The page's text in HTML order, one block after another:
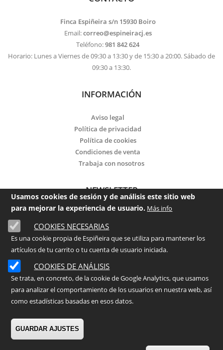
Finca Espiñeira s/n 15930 Boiro
Email:correo@espineiracj.es
Teléfono:981 842 624
Horario: Lunes a Viernes de 09:30 a 13:30 y de 15:30 a 20:00. Sábado de
09:30 a 13:30.
INFORMACIÓN
Aviso legal
Política de privacidad
Política de cookies
Condiciones de venta
Trabaja con nosotros
NEWSLETTER
Email
He leído y acepto lapolítica de privacidad
©2026 - ESPIÑEIRA Centro de Jardinería
Usamos cookies de sesión y de análisis este sitio web
para mejorar la experiencia de usuario. Más info
COOKIES NECESARIAS
Es una cookie propia de Espiñeira que se utiliza para mantener los
artículos de tu carrito o tu cuenta de usuario iniciada.
COOKIES DE ANÁLISIS
Se trata, en concreto, de la cookie de Google Analytics, que usamos
para analizar el comportamiento de los usuarios en nuestra web, así
como estadísticas basadas en esos datos.
GUARDAR AJUSTES